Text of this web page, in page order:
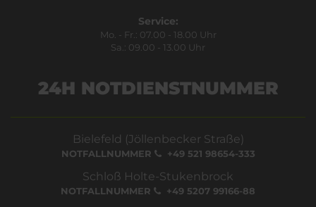
Service:
Mo. - Fr.: 07.00 - 18.00 Uhr
Sa.: 09.00 - 13.00 Uhr
24H NOTDIENSTNUMMER
Bielefeld (Jöllenbecker Straße)
NOTFALLNUMMER +49 521 98654-333
Schloß Holte-Stukenbrock
NOTFALLNUMMER +49 5207 99166-88